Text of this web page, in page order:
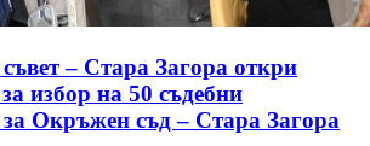
– Стара Загора откри
избор на 50 съдебни
за Окръжен съд – Стара Загора